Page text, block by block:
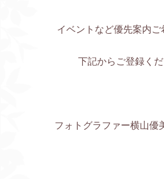
イベントなど優先案内ご
下記からご登録く
フォトグラファー横山優